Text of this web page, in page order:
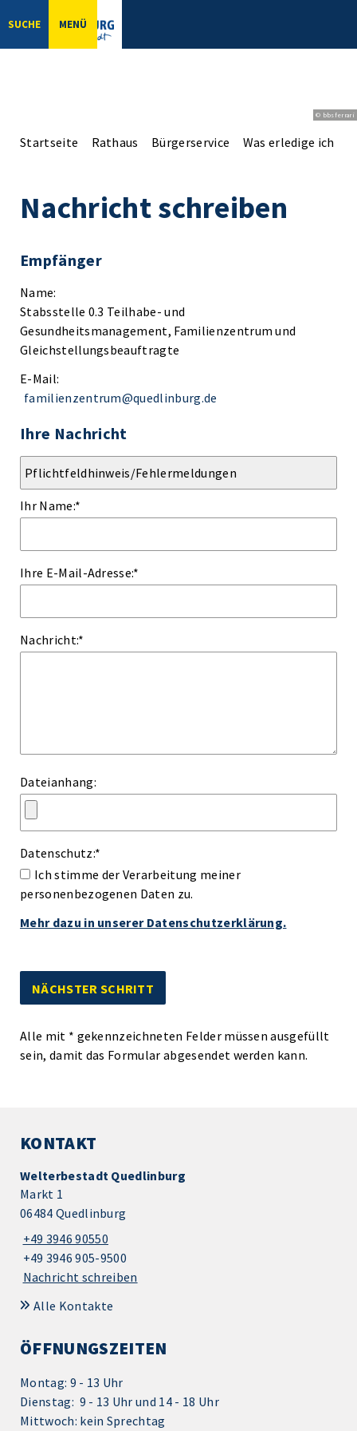
SUCHE MENÜ
© bbsferrari
Startseite Rathaus Bürgerservice Was erledige ich
Nachricht schreiben
Empfänger
Name:
Stabsstelle 0.3 Teilhabe- und
Gesundheitsmanagement, Familienzentrum und
Gleichstellungsbeauftragte
E-Mail:
familienzentrum@quedlinburg.de
Ihre Nachricht
Ihr Name:*
Ihre E-Mail-Adresse:*
Nachricht:*
Dateianhang:
Datenschutz:*
Ich stimme der Verarbeitung meiner
personenbezogenen Daten zu.
Mehr dazu in unserer Datenschutzerklärung.
Alle mit * gekennzeichneten Felder müssen ausgefüllt
sein, damit das Formular abgesendet werden kann.
KONTAKT
Welterbestadt Quedlinburg
Markt 1
06484 Quedlinburg
+49 3946 90550
+49 3946 905-9500
Nachricht schreiben
Alle Kontakte
ÖFFNUNGSZEITEN
Montag: 9 - 13 Uhr
Dienstag: 9 - 13 Uhr und 14 - 18 Uhr
Mittwoch: kein Sprechtag